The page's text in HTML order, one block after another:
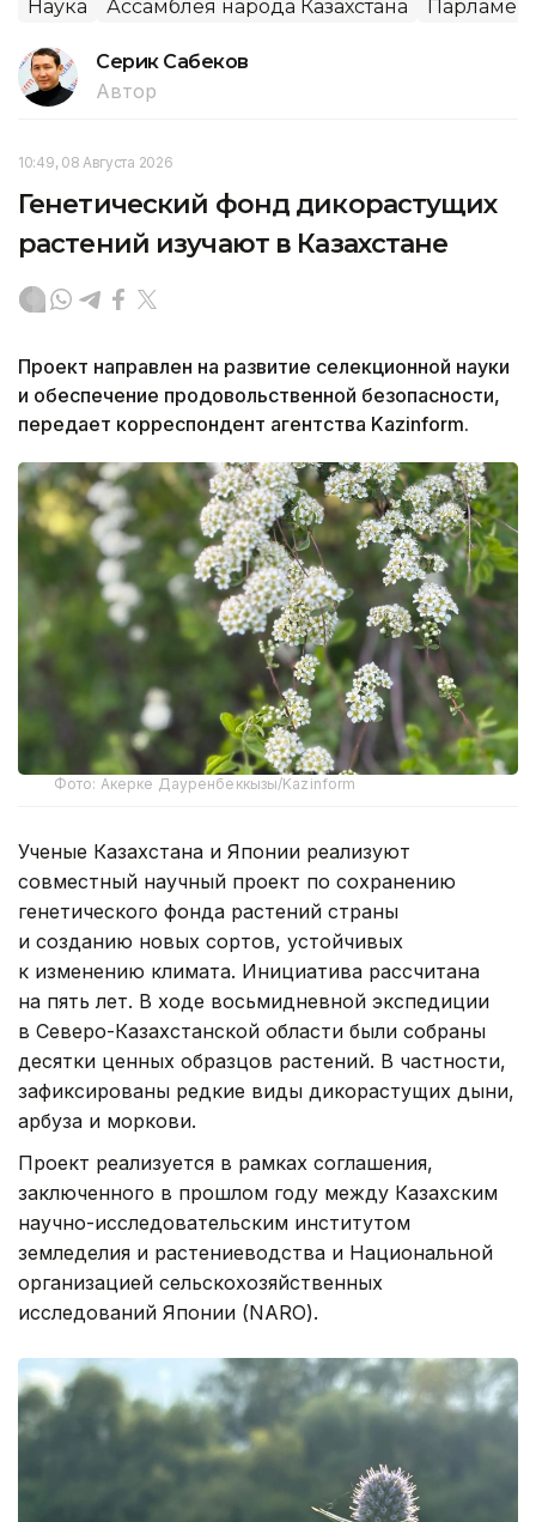
Наука Ассамблея народа Казахстана
Серик Сабеков
Автор
10:49, 08 Августа 2026
Генетический фонд дикорастущих
растений изучают в Казахстане
Проект направлен на развитие селекционной науки
и обеспечение продовольственной безопасности,
передает корреспондент агентства Kazinform.
Фото: Акерке Дауренбеккызы/Kazinform
Ученые Казахстана и Японии реализуют
совместный научный проект по сохранению
генетического фонда растений страны
и созданию новых сортов, устойчивых
к изменению климата. Инициатива рассчитана
на пять лет. В ходе восьмидневной экспедиции
в Северо-Казахстанской области были собраны
десятки ценных образцов растений. В частности,
зафиксированы редкие виды дикорастущих дыни,
арбуза и моркови.
Проект реализуется в рамках соглашения,
заключенного в прошлом году между Казахским
научно-исследовательским институтом
земледелия и растениеводства и Национальной
организацией сельскохозяйственных
исследований Японии (NARO).